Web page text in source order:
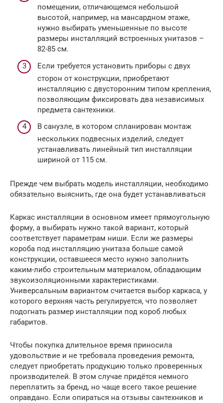
помещении, отличающемся небольшой
высотой, например, на мансардном этаже,
нужно выбирать уменьшенные по высоте
размеры инсталляций встроенных унитазов –
82-85 см.
Если требуется установить приборы с двух
сторон от конструкции, приобретают
инсталляцию с двусторонним типом крепления,
позволяющим фиксировать два независимых
предмета сантехники.
В санузле, в котором спланирован монтаж
нескольких подвесных изделий, следует
устанавливать линейный тип инсталляции
шириной от 115 см.
Прежде чем выбрать модель инсталляции, необходимо
обязательно выяснить, где она будет устанавливаться
Каркас инсталляции в основном имеет прямоугольную
форму, а выбирать нужно такой вариант, который
соответствует параметрам ниши. Если же размеры
короба под инсталляцию унитаза больше самой
конструкции, оставшееся место нужно заполнить
каким-либо строительным материалом, обладающим
звукоизоляционными характеристиками.
Универсальным вариантом считается выбор каркаса, у
которого верхняя часть регулируется, что позволяет
подогнать размер инсталляции под короб любых
габаритов.
Чтобы покупка длительное время приносила
удовольствие и не требовала проведения ремонта,
следует приобретать продукцию только проверенных
производителей. В этом случае придётся немного
переплатить за бренд, но чаще всего такое решение
оправдано. Если опираться на отзывы сантехников и